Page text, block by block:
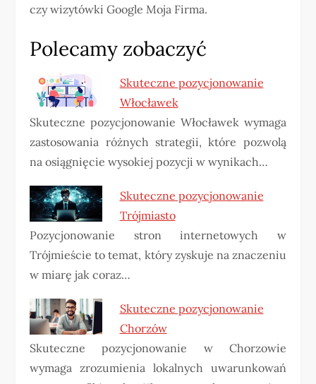
czy wizytówki Google Moja Firma.
Polecamy zobaczyć
Skuteczne pozycjonowanie
Włocławek
Skuteczne pozycjonowanie Włocławek wymaga
zastosowania różnych strategii, które pozwolą
na osiągnięcie wysokiej pozycji w wynikach…
Skuteczne pozycjonowanie
Trójmiasto
Pozycjonowanie stron internetowych w
Trójmieście to temat, który zyskuje na znaczeniu
w miarę jak coraz…
Skuteczne pozycjonowanie
Chorzów
Skuteczne pozycjonowanie w Chorzowie
wymaga zrozumienia lokalnych uwarunkowań